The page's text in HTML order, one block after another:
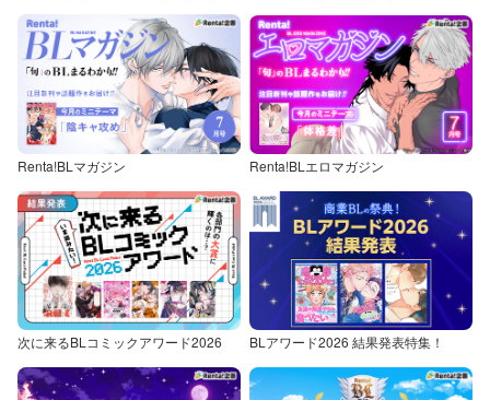
Renta!BLマガジン Renta!BLエロマガジン
次に来るBLコミックアワード2026 BLアワード2026 結果発表特集！